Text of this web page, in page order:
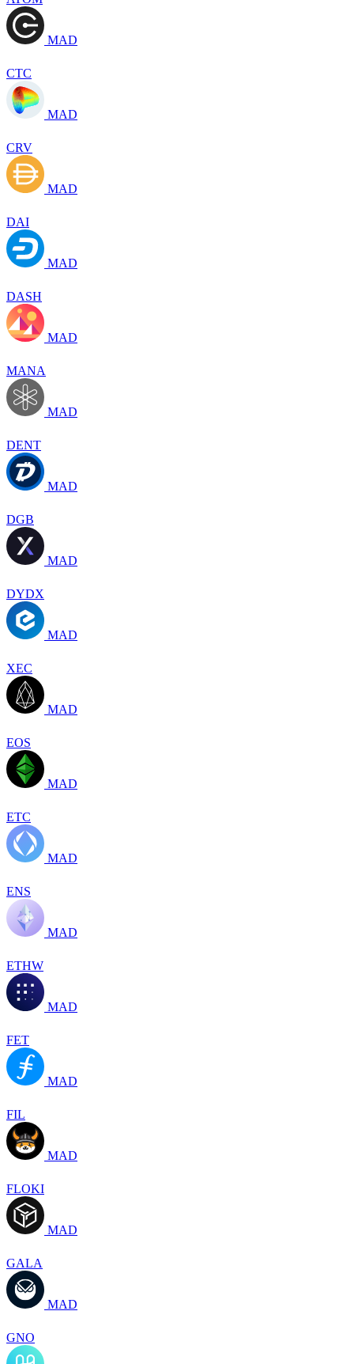
MAD
CTC
MAD
CRV
MAD
DAI
MAD
DASH
MAD
MANA
MAD
DENT
MAD
DGB
MAD
DYDX
MAD
XEC
MAD
EOS
MAD
ETC
MAD
ENS
MAD
ETHW
MAD
FET
MAD
FIL
MAD
FLOKI
MAD
GALA
MAD
GNO